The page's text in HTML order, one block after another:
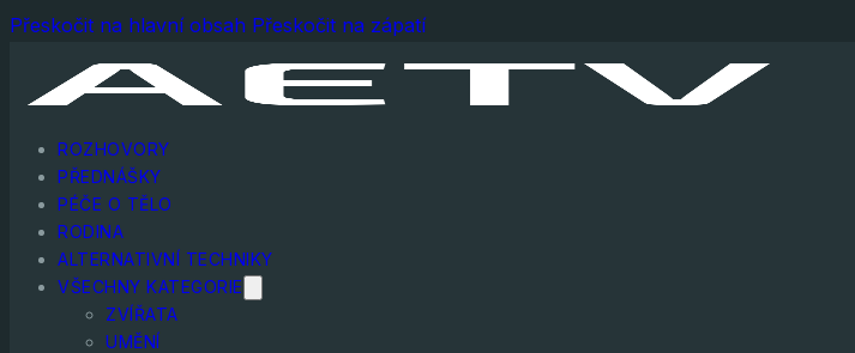
Přeskočit na hlavní obsah Přeskočit na zápatí
ROZHOVORY
PŘEDNÁŠKY
PÉČE O TĚLO
RODINA
ALTERNATIVNÍ TECHNIKY
VŠECHNY KATEGORIE
ZVÍŘATA
UMĚNÍ